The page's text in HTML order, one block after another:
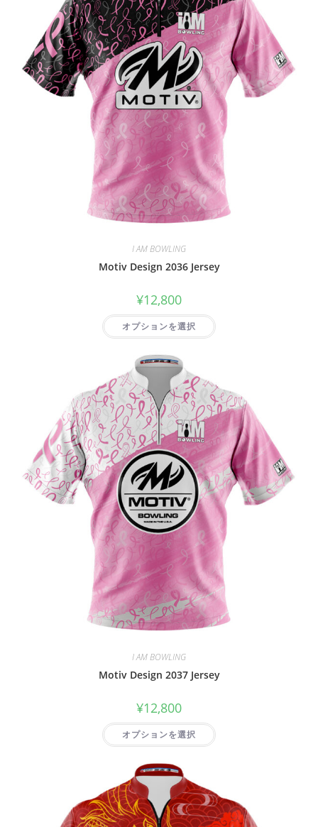
I AM BOWLING
Motiv Design 2036 Jersey
¥12,800
オプションを選択
I AM BOWLING
Motiv Design 2037 Jersey
¥12,800
オプションを選択